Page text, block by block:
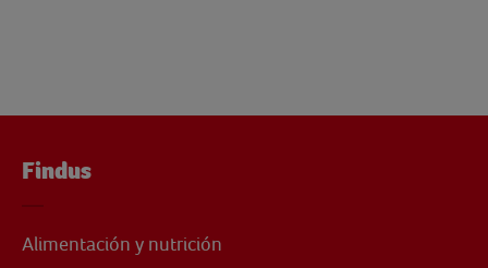
Findus
Alimentación y nutrición